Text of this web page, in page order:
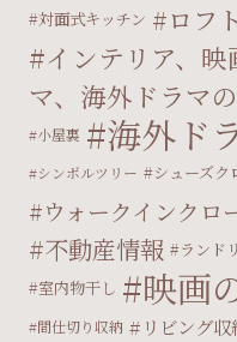
対面式キッチン ロフト
インテリア、
マ、海外ドラマ
小屋裏 海外ド
シンボルツリー シューズク
ウォークインクロ
不動産情報 ランド
室内物干し 映画
間仕切り収納 リビング収